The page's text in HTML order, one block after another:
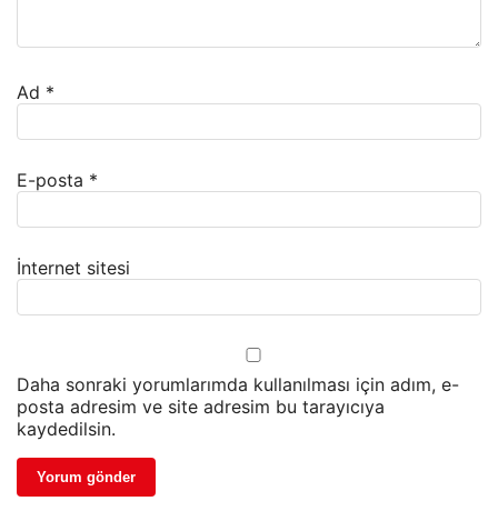
Ad *
E-posta *
İnternet sitesi
Daha sonraki yorumlarımda kullanılması için adım, e-
posta adresim ve site adresim bu tarayıcıya
kaydedilsin.